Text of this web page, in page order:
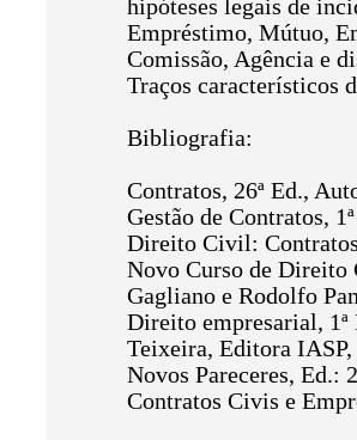
hipóteses legais de
Empréstimo, Mútuo,
Comissão, Agência e
Traços característicos
Bibliografia:
Contratos, 26ª Ed.,
Gestão de Contratos,
Direito Civil:
Novo Curso de Direito
Gagliano e Rodolfo
Direito empresarial, 1ª
Teixeira, Editora IASP,
Novos Pareceres, Ed.:
Contratos Civis e